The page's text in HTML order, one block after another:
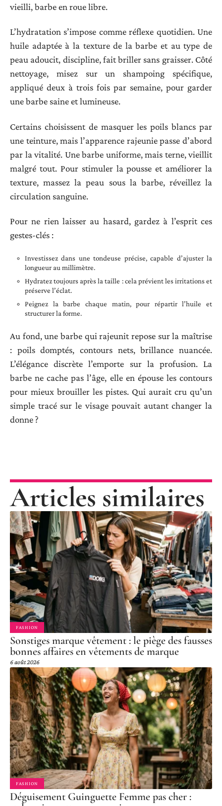
vieilli, barbe en roue libre.
L’hydratation s’impose comme réflexe quotidien. Une
huile adaptée à la texture de la barbe et au type de
peau adoucit, discipline, fait briller sans graisser. Côté
nettoyage, misez sur un shampoing spécifique,
appliqué deux à trois fois par semaine, pour garder
une barbe saine et lumineuse.
Certains choisissent de masquer les poils blancs par
une teinture, mais l’apparence rajeunie passe d’abord
par la vitalité. Une barbe uniforme, mais terne, vieillit
malgré tout. Pour stimuler la pousse et améliorer la
texture, massez la peau sous la barbe, réveillez la
circulation sanguine.
Pour ne rien laisser au hasard, gardez à l’esprit ces
gestes-clés :
Investissez dans une tondeuse précise, capable d’ajuster la
longueur au millimètre.
Hydratez toujours après la taille : cela prévient les irritations et
préserve l’éclat.
Peignez la barbe chaque matin, pour répartir l’huile et
structurer la forme.
Au fond, une barbe qui rajeunit repose sur la maîtrise
: poils domptés, contours nets, brillance nuancée.
L’élégance discrète l’emporte sur la profusion. La
barbe ne cache pas l’âge, elle en épouse les contours
pour mieux brouiller les pistes. Qui aurait cru qu’un
simple tracé sur le visage pouvait autant changer la
donne ?
Articles similaires
FASHION
Sonstiges marque vêtement : le piège des fausses
bonnes affaires en vêtements de marque
6 août 2026
FASHION
Déguisement Guinguette Femme pas cher :